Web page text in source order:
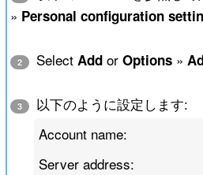
» Personal configuration
2 Select Addor Options»
3
以下のように設定します:
Account name:
Server address: